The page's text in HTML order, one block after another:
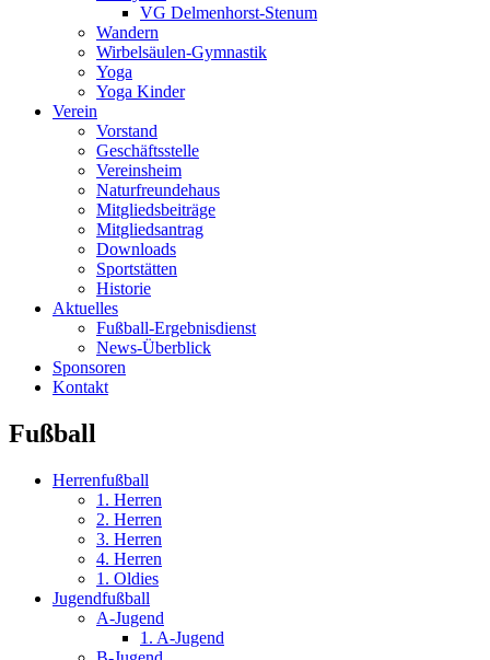
VG Delmenhorst-Stenum
Wandern
Wirbelsäulen-Gymnastik
Yoga
Yoga Kinder
Verein
Vorstand
Geschäftsstelle
Vereinsheim
Naturfreundehaus
Mitgliedsbeiträge
Mitgliedsantrag
Downloads
Sportstätten
Historie
Aktuelles
Fußball-Ergebnisdienst
News-Überblick
Sponsoren
Kontakt
Fußball
Herrenfußball
1. Herren
2. Herren
3. Herren
4. Herren
1. Oldies
Jugendfußball
A-Jugend
1. A-Jugend